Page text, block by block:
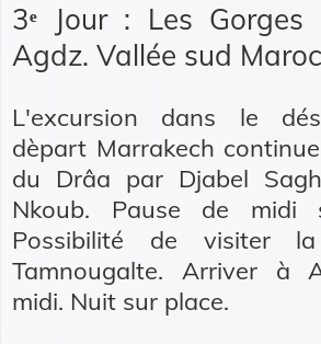
3ᵉ Jour : Les
Agdz. Vallée sud
L'excursion dans le
dèpart Marrakech
du Drâa par Djabel
Nkoub. Pause de midi
Possibilité de visiter
Tamnougalte. Arriver à
midi. Nuit sur place.